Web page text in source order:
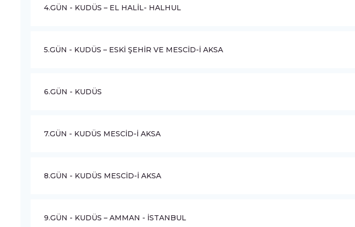
4.GÜN - KUDÜS – EL HALİL- HALHUL
5.GÜN - KUDÜS – ESKİ ŞEHİR VE MESCİD-İ AKSA
6.GÜN - KUDÜS
7.GÜN - KUDÜS MESCİD-İ AKSA
8.GÜN - KUDÜS MESCİD-İ AKSA
9.GÜN - KUDÜS – AMMAN - İSTANBUL